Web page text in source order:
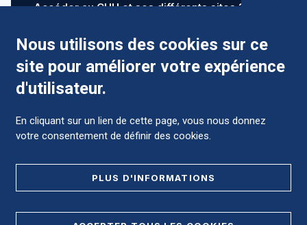
Accéder au CHU et ses différents sites ?
Comment préparer mon hospitalisation ?
Nous utilisons des cookies sur ce
site pour améliorer votre expérience
d'utilisateur.
En cliquant sur un lien de cette page, vous nous donnez
votre consentement de définir des cookies.
PLUS D'INFORMATIONS